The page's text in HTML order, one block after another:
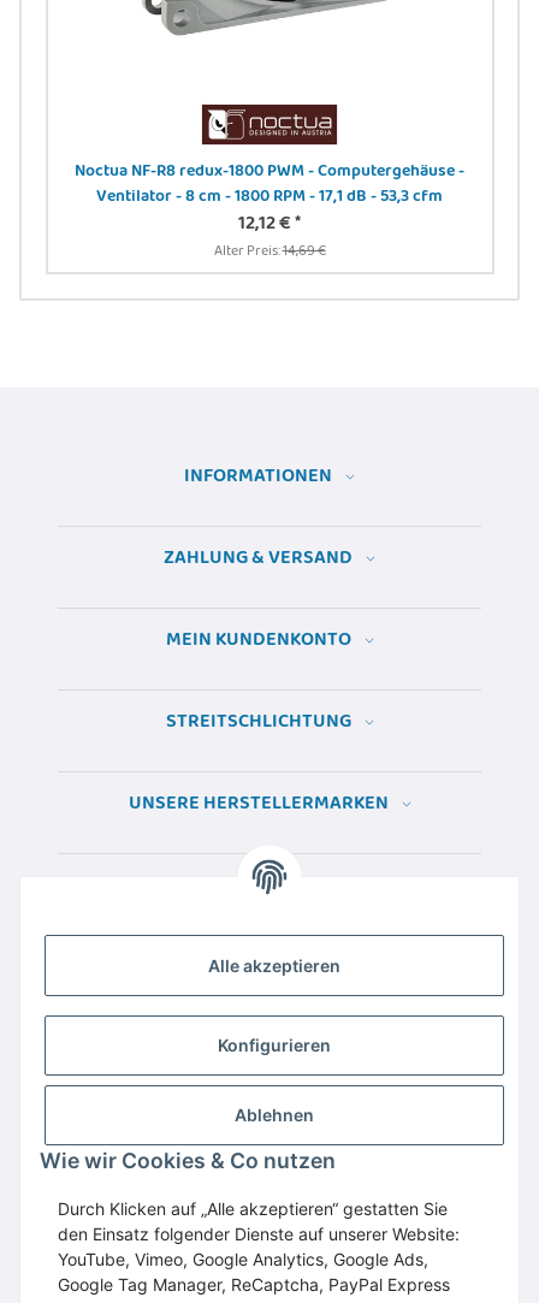
Alle akzeptieren
Konfigurieren
Ablehnen
Wie wir Cookies & Co nutzen
Durch Klicken auf „Alle akzeptieren“ gestatten Sie
den Einsatz folgender Dienste auf unserer Website:
YouTube, Vimeo, Google Analytics, Google Ads,
Google Tag Manager, ReCaptcha, PayPal Express
Noctua NF-R8 redux-1800 PWM - Computergehäuse -
Ventilator - 8 cm - 1800 RPM - 17,1 dB - 53,3 cfm
12,12 €*
Alter Preis:14,69 €
INFORMATIONEN
ZAHLUNG & VERSAND
MEIN KUNDENKONTO
STREITSCHLICHTUNG
UNSERE HERSTELLERMARKEN
Wir empfehlenDomaintechnik.at:Hosting,
GESETZLICHE INFORMATIONEN